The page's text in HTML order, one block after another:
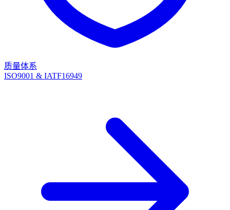
质量体系
ISO9001 & IATF16949